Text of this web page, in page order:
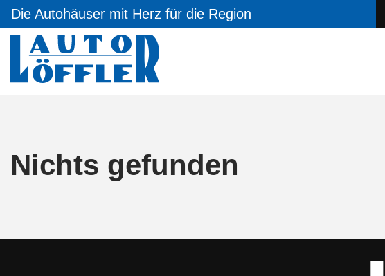
Die Autohäuser mit Herz für die Region
Nichts gefunden